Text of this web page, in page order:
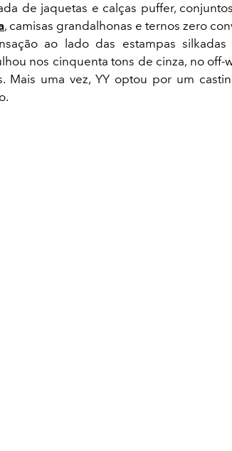
de jaquetas e calças puffer,
, camisas grandalhonas e ternos zero
ao lado das estampas
nos cinquenta tons de cinza, no off-
Mais uma vez, YY optou por um